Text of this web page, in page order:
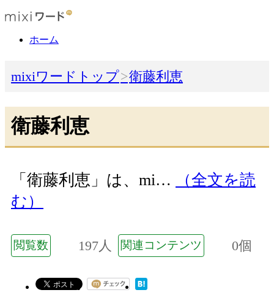
ホーム
mixiワードトップ 衛藤利恵
衛藤利恵
「衛藤利恵」は、mi…
（全文を読
む）
閲覧数 197人 関連コンテンツ 0個